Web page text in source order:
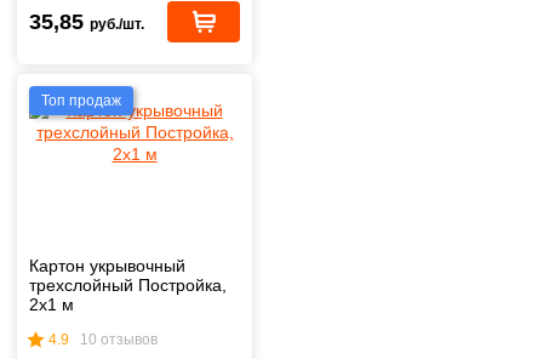
35,85 руб./шт.
Топ продаж
Картон укрывочный
трехслойный Постройка,
2х1 м
4.9 10 отзывов